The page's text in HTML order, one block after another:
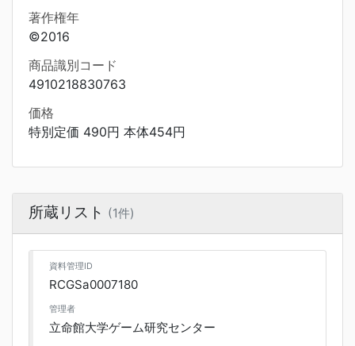
著作権年
©2016
商品識別コード
4910218830763
価格
特別定価 490円 本体454円
所蔵リスト (1件)
資料管理ID
RCGSa0007180
管理者
立命館大学ゲーム研究センター